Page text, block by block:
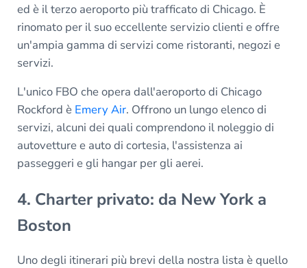
ed è il terzo aeroporto più trafficato di Chicago. È
rinomato per il suo eccellente servizio clienti e offre
un'ampia gamma di servizi come ristoranti, negozi e
servizi.
L'unico FBO che opera dall'aeroporto di Chicago
Rockford è Emery Air. Offrono un lungo elenco di
servizi, alcuni dei quali comprendono il noleggio di
autovetture e auto di cortesia, l'assistenza ai
passeggeri e gli hangar per gli aerei.
4. Charter privato: da New York a
Boston
Uno degli itinerari più brevi della nostra lista è quello